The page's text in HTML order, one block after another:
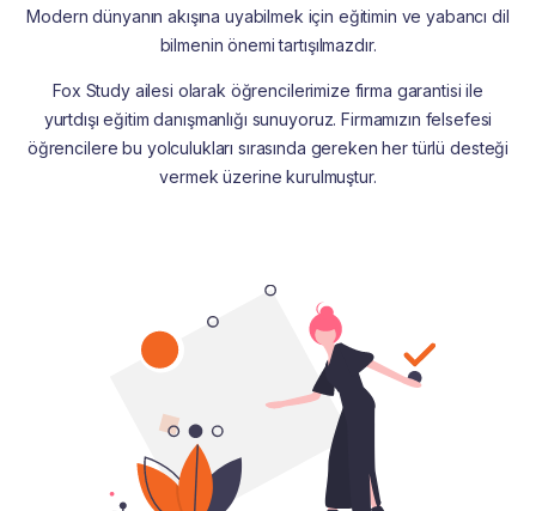
Modern dünyanın akışına uyabilmek için eğitimin ve yabancı dil
bilmenin önemi tartışılmazdır.
Fox Study ailesi olarak öğrencilerimize firma garantisi ile
yurtdışı eğitim danışmanlığı sunuyoruz. Firmamızın felsefesi
öğrencilere bu yolculukları sırasında gereken her türlü desteği
vermek üzerine kurulmuştur.